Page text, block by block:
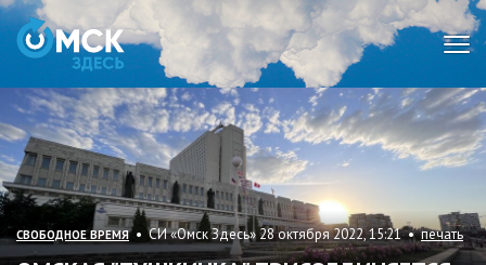
СВОБОДНОЕ ВРЕМЯ• СИ «Омск Здесь» 28 октября 2022, 15:21 •печать